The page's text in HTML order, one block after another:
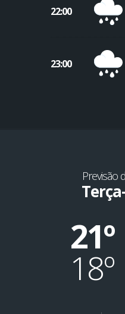
22:00
23:00
Previsão
21º
18º